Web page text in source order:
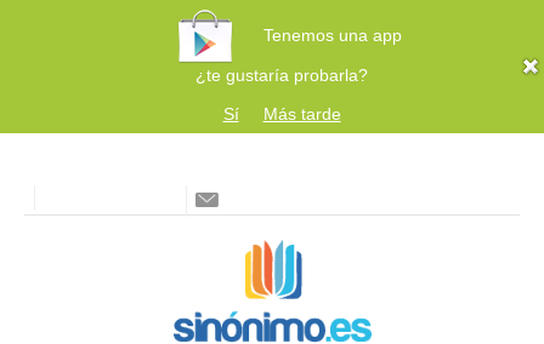
Tenemos una app
¿te gustaría probarla?
Sí
Más tarde